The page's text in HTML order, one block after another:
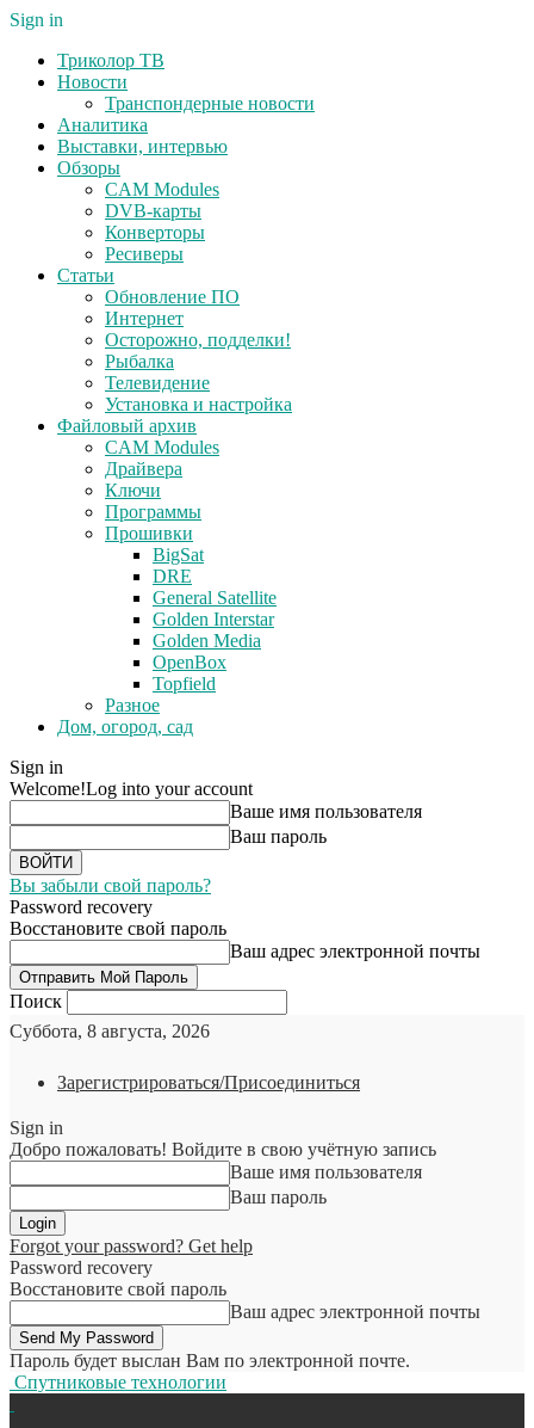
Sign in
Триколор ТВ
Новости
Транспондерные новости
Аналитика
Выставки, интервью
Обзоры
CAM Modules
DVB-карты
Конверторы
Ресиверы
Статьи
Обновление ПО
Интернет
Осторожно, подделки!
Рыбалка
Телевидение
Установка и настройка
Файловый архив
CAM Modules
Драйвера
Ключи
Программы
Прошивки
BigSat
DRE
General Satellite
Golden Interstar
Golden Media
OpenBox
Topfield
Разное
Дом, огород, сад
Sign in
Welcome!Log into your account
Ваше имя пользователя
Ваш пароль
Вы забыли свой пароль?
Password recovery
Восстановите свой пароль
Ваш адрес электронной почты
Поиск
Суббота, 8 августа, 2026
Зарегистрироваться/Присоединиться
Sign in
Добро пожаловать! Войдите в свою учётную запись
Ваше имя пользователя
Ваш пароль
Forgot your password? Get help
Password recovery
Восстановите свой пароль
Ваш адрес электронной почты
Пароль будет выслан Вам по электронной почте.
Спутниковые технологии